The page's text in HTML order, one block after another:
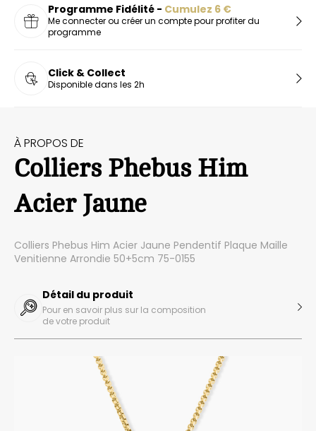
Programme Fidélité - Cumulez 6 €
Me connecter ou créer un compte pour profiter du
programme
Click & Collect
Disponible dans les 2h
À PROPOS DE
Colliers Phebus Him
Acier Jaune
Colliers Phebus Him Acier Jaune Pendentif Plaque Maille
Venitienne Arrondie 50+5cm 75-0155
Détail du produit
Pour en savoir plus sur la composition
de votre produit